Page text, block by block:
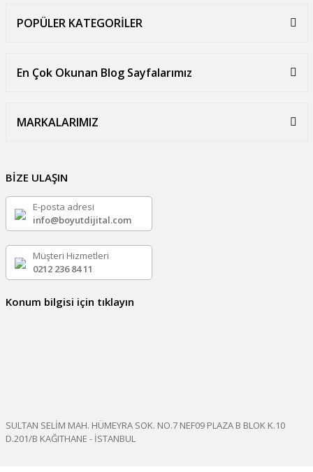
POPÜLER KATEGORİLER
En Çok Okunan Blog Sayfalarımız
MARKALARIMIZ
BİZE ULAŞIN
E-posta adresi
info@boyutdijital.com
Müşteri Hizmetleri
0212 236 84 11
Konum bilgisi için tıklayın
SULTAN SELİM MAH. HÜMEYRA SOK. NO.7 NEF09 PLAZA B BLOK K.10
D.201/B KAĞITHANE - İSTANBUL